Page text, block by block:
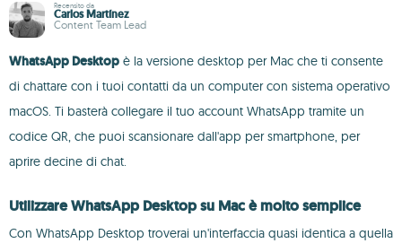
Recensito da
Carlos Martínez
Content Team Lead
WhatsApp Desktop è la versione desktop per Mac che ti consente
di chattare con i tuoi contatti da un computer con sistema operativo
macOS. Ti basterà collegare il tuo account WhatsApp tramite un
codice QR, che puoi scansionare dall'app per smartphone, per
aprire decine di chat.
Utilizzare WhatsApp Desktop su Mac è molto semplice
Con WhatsApp Desktop troverai un'interfaccia quasi identica a quella